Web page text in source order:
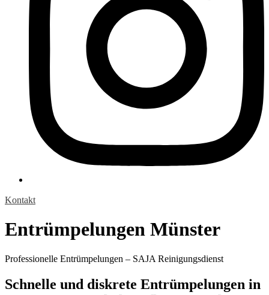
Kontakt
Entrümpelungen Münster
Professionelle Entrümpelungen – SAJA Reinigungsdienst
Schnelle und diskrete Entrümpelungen in